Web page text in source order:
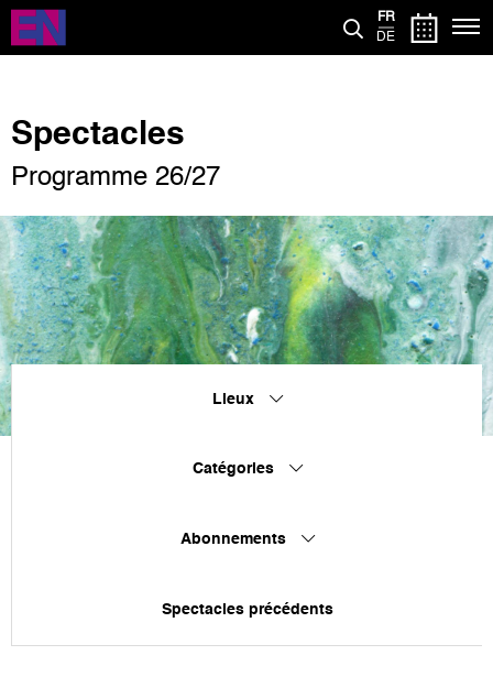
Aller
contenu
FR
DE
Spectacles
Programme 26/27
Lieux
Catégories
Abonnements
Spectacles précédents